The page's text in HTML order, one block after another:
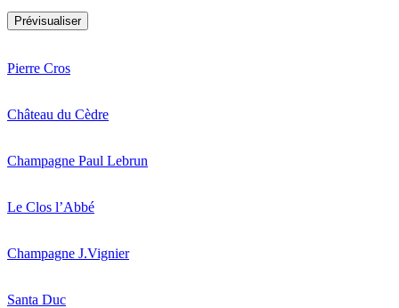
Pierre Cros
Château du Cèdre
Champagne Paul Lebrun
Le Clos l’Abbé
Champagne J.Vignier
Santa Duc